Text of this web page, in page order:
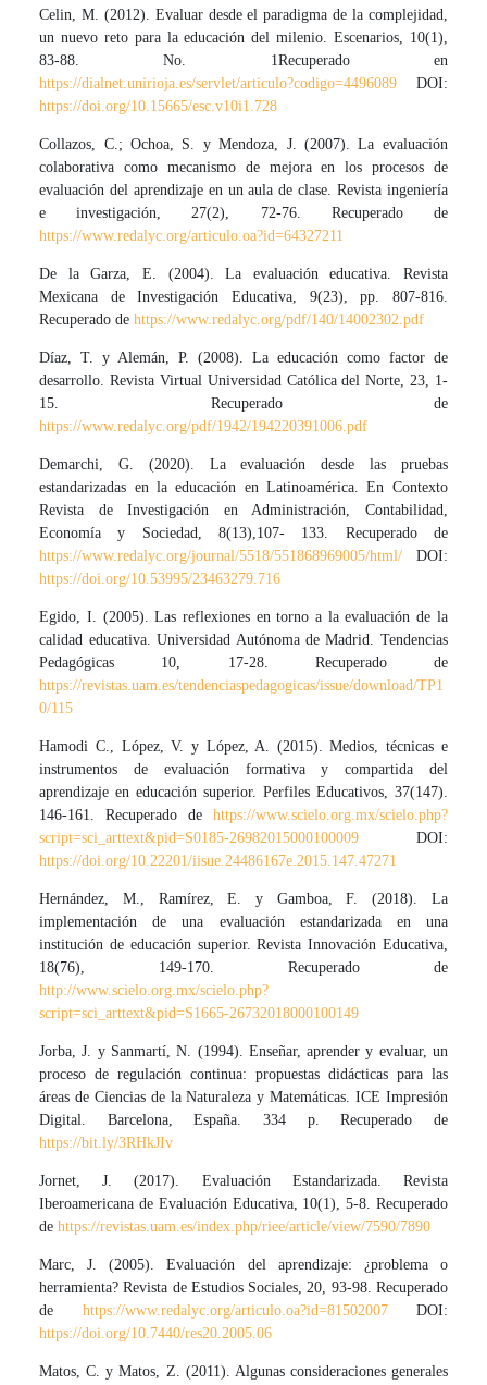
Celin, M. (2012). Evaluar desde el paradigma de la complejidad,
un nuevo reto para la educación del milenio. Escenarios, 10(1),
83-88. No. 1Recuperado en
https://dialnet.unirioja.es/servlet/articulo?codigo=4496089 DOI:
https://doi.org/10.15665/esc.v10i1.728
Collazos, C.; Ochoa, S. y Mendoza, J. (2007). La evaluación
colaborativa como mecanismo de mejora en los procesos de
evaluación del aprendizaje en un aula de clase. Revista ingeniería
e investigación, 27(2), 72-76. Recuperado de
https://www.redalyc.org/articulo.oa?id=64327211
De la Garza, E. (2004). La evaluación educativa. Revista
Mexicana de Investigación Educativa, 9(23), pp. 807-816.
Recuperado dehttps://www.redalyc.org/pdf/140/14002302.pdf
Díaz, T. y Alemán, P. (2008). La educación como factor de
desarrollo. Revista Virtual Universidad Católica del Norte, 23, 1-
15. Recuperado de
https://www.redalyc.org/pdf/1942/194220391006.pdf
Demarchi, G. (2020). La evaluación desde las pruebas
estandarizadas en la educación en Latinoamérica. En Contexto
Revista de Investigación en Administración, Contabilidad,
Economía y Sociedad, 8(13),107- 133. Recuperado de
https://www.redalyc.org/journal/5518/551868969005/html/ DOI:
https://doi.org/10.53995/23463279.716
Egido, I. (2005). Las reflexiones en torno a la evaluación de la
calidad educativa. Universidad Autónoma de Madrid. Tendencias
Pedagógicas 10, 17-28. Recuperado de
https://revistas.uam.es/tendenciaspedagogicas/issue/download/TP1
0/115
Hamodi C., López, V. y López, A. (2015). Medios, técnicas e
instrumentos de evaluación formativa y compartida del
aprendizaje en educación superior. Perfiles Educativos, 37(147).
146-161. Recuperado de https://www.scielo.org.mx/scielo.php?
script=sci_arttext&pid=S0185-26982015000100009 DOI:
https://doi.org/10.22201/iisue.24486167e.2015.147.47271
Hernández, M., Ramírez, E. y Gamboa, F. (2018). La
implementación de una evaluación estandarizada en una
institución de educación superior. Revista Innovación Educativa,
18(76), 149-170. Recuperado de
http://www.scielo.org.mx/scielo.php?
script=sci_arttext&pid=S1665-26732018000100149
Jorba, J. y Sanmartí, N. (1994). Enseñar, aprender y evaluar, un
proceso de regulación continua: propuestas didácticas para las
áreas de Ciencias de la Naturaleza y Matemáticas. ICE Impresión
Digital. Barcelona, España. 334 p. Recuperado de
https://bit.ly/3RHkJIv
Jornet, J. (2017). Evaluación Estandarizada. Revista
Iberoamericana de Evaluación Educativa, 10(1), 5-8. Recuperado
dehttps://revistas.uam.es/index.php/riee/article/view/7590/7890
Marc, J. (2005). Evaluación del aprendizaje: ¿problema o
herramienta? Revista de Estudios Sociales, 20, 93-98. Recuperado
de https://www.redalyc.org/articulo.oa?id=81502007DOI:
https://doi.org/10.7440/res20.2005.06
Matos, C. y Matos, Z. (2011). Algunas consideraciones generales